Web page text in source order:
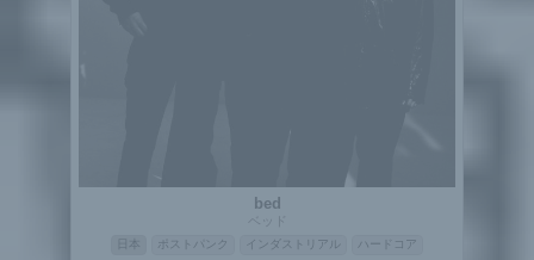
bed
ベッド
ポストパンク インダストリアル
ハードコア